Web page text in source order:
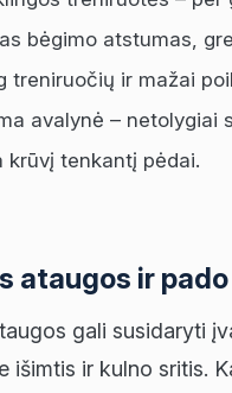
bėgimo atstumas,
treniruočių ir mažai
avalynė – netolygiai
krūvį tenkantį pėdai.
ataugos ir
gali susidaryti
išimtis ir kulno sritis.